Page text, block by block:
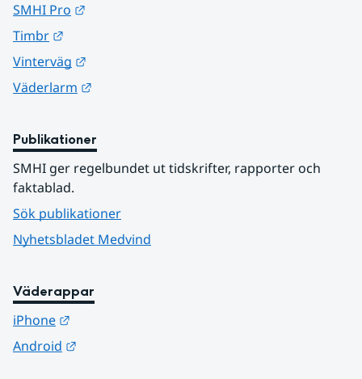
SMHI Pro
Timbr
Vinterväg
Väderlarm
Publikationer
SMHI ger regelbundet ut tidskrifter, rapporter och
faktablad.
Sök publikationer
Nyhetsbladet Medvind
Väderappar
iPhone
Android